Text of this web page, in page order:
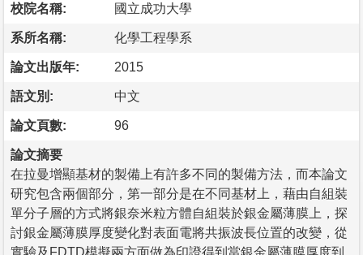
校院名稱: 國立成功大學
系所名稱: 化學工程學系
論文出版年: 2015
語文別: 中文
論文頁數: 96
論文摘要
在拉曼增顯基材的製備上有許多不同的製備方法，而本論文
研究包含兩個部分，第一部分是在不同基材上，藉由自組裝
單分子層的方式將銀奈米粒方體自組裝於銀金屬薄膜上，探
討銀金屬薄膜厚度變化對表面電將共振波長位置的改變，從
實驗及FDTD模擬兩方面做為印證得到當銀金屬薄膜厚度到